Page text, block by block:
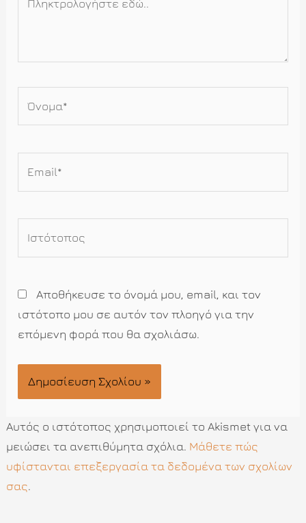
Αποθήκευσε το όνομά μου, email, και τον
ιστότοπο μου σε αυτόν τον πλοηγό για την
επόμενη φορά που θα σχολιάσω.
Αυτός ο ιστότοπος χρησιμοποιεί το Akismet για να
μειώσει τα ανεπιθύμητα σχόλια. Μάθετε πώς
υφίστανται επεξεργασία τα δεδομένα των σχολίων
σας.